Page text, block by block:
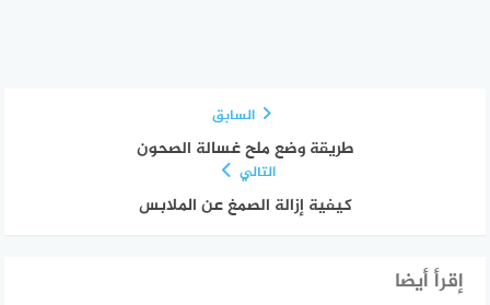
السابق
طريقة وضع ملح غسالة الصحون
التالي
كيفية إزالة الصمغ عن الملابس
إقرأ أيضا